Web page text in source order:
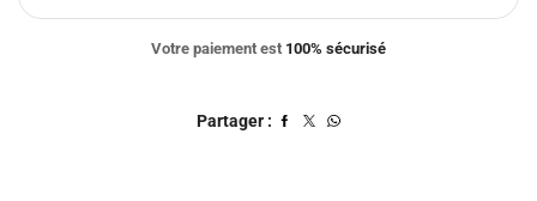
Votre paiement est 100% sécurisé
Partager :